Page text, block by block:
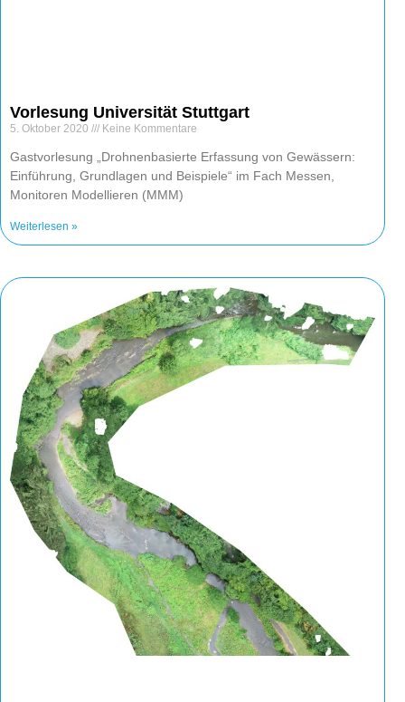
Vorlesung Universität Stuttgart
5. Oktober 2020 Keine Kommentare
Gastvorlesung „Drohnenbasierte Erfassung von Gewässern:
Einführung, Grundlagen und Beispiele“ im Fach Messen,
Monitoren Modellieren (MMM)
Weiterlesen »